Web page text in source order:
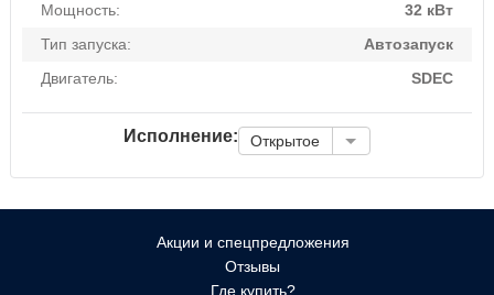
Мощность:
32 кВт
Тип запуска:
Автозапуск
Двигатель:
SDEC
Исполнение: Открытое
Акции и спецпредложения
Отзывы
Где купить?